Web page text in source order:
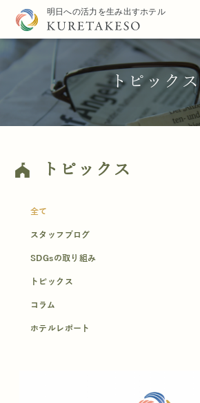
トピックス
festival トピックス
全て
スタッフブログ
SDGsの取り組み
トピックス
コラム
ホテルレポート